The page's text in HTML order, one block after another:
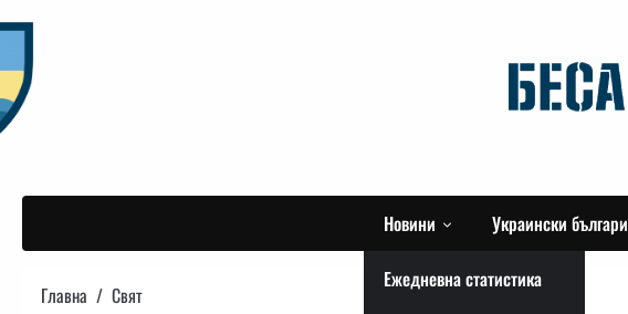
to
content
Новини
Ежедневна статистика
Украински българи
Главна Свят